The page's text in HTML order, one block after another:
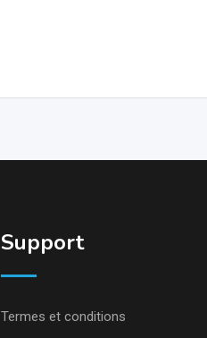
Support
Termes et conditions